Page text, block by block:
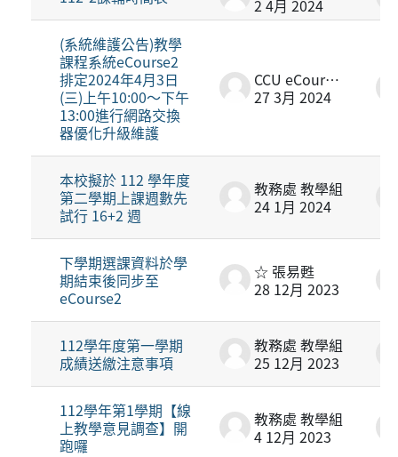
2 4月 2024
(系統維護公告)教學
課程系統eCourse2
排定2024年4月3日
(三)上午10:00～下午
13:00進行網路交換
器優化升級維護
CCU eCourse2
27 3月 2024
本校擬於 112 學年度
第二學期上課週數先
試行 16+2 週
教務處 教學組
24 1月 2024
下學期選課資料於學
期結束後同步至
eCourse2
☆ 張易甦
28 12月 2023
112學年度第一學期
成績送繳注意事項
教務處 教學組
25 12月 2023
112學年第1學期【線
上教學意見調查】開
跑囉
教務處 教學組
4 12月 2023